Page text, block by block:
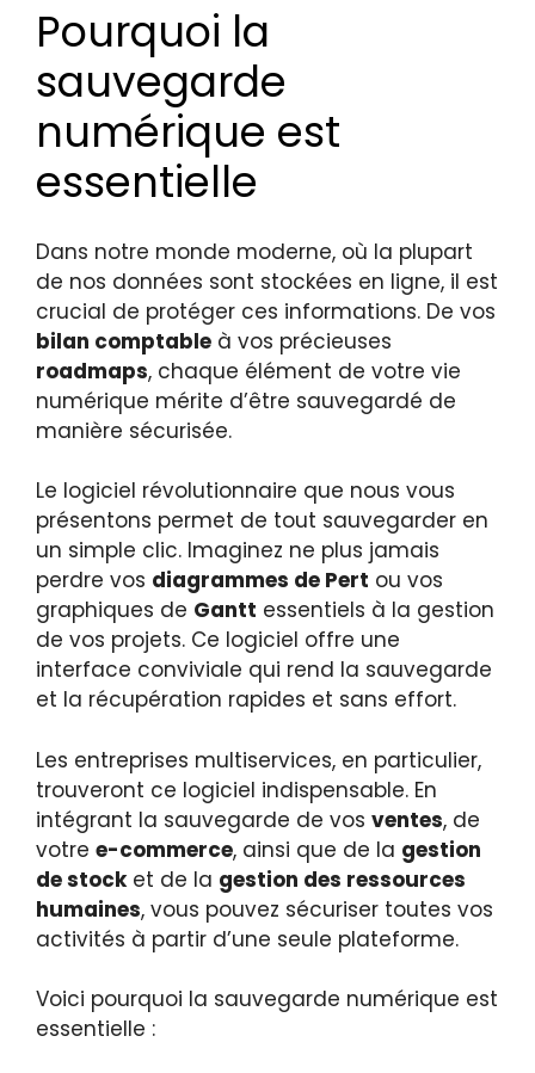
Pourquoi la
sauvegarde
numérique est
essentielle
Dans notre monde moderne, où la plupart
de nos données sont stockées en ligne, il est
crucial de protéger ces informations. De vos
bilan comptable à vos précieuses
roadmaps, chaque élément de votre vie
numérique mérite d’être sauvegardé de
manière sécurisée.
Le logiciel révolutionnaire que nous vous
présentons permet de tout sauvegarder en
un simple clic. Imaginez ne plus jamais
perdre vos diagrammes de Pert ou vos
graphiques de Gantt essentiels à la gestion
de vos projets. Ce logiciel offre une
interface conviviale qui rend la sauvegarde
et la récupération rapides et sans effort.
Les entreprises multiservices, en particulier,
trouveront ce logiciel indispensable. En
intégrant la sauvegarde de vos ventes, de
votre e-commerce, ainsi que de la gestion
de stocket de la gestion des ressources
humaines, vous pouvez sécuriser toutes vos
activités à partir d’une seule plateforme.
Voici pourquoi la sauvegarde numérique est
essentielle :